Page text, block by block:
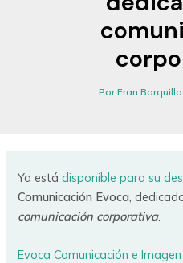
PorFran Barquilla
Ya estádisponible para su
Comunicación Evoca,
comunicación corporativa.
Evoca Comunicación e Imagen